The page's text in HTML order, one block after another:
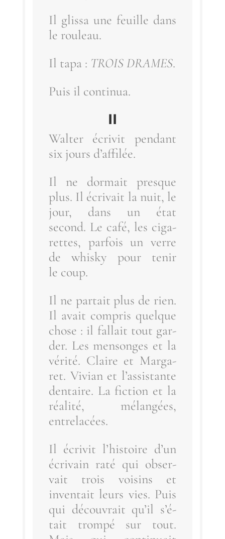
Il glis­sa une feuille dans
le rouleau.
Il tapa : TROIS DRAMES.
Puis il continua.
II
Wal­ter écri­vit pen­dant
six jours d’affilée.
Il ne dor­mait presque
plus. Il écri­vait la nuit, le
jour, dans un état
second. Le café, les ciga­
rettes, par­fois un verre
de whis­ky pour tenir
le coup.
Il ne par­tait plus de rien.
Il avait com­pris quelque
chose : il fal­lait tout gar­
der. Les men­songes et la
véri­té. Claire et Mar­ga­
ret. Vivian et l’as­sis­tante
den­taire. La fic­tion et la
réa­li­té, mélan­gées,
entrelacées.
Il écri­vit l’his­toire d’un
écri­vain raté qui obser­
vait trois voi­sins et
inven­tait leurs vies. Puis
qui décou­vrait qu’il s’é­
tait trom­pé sur tout.